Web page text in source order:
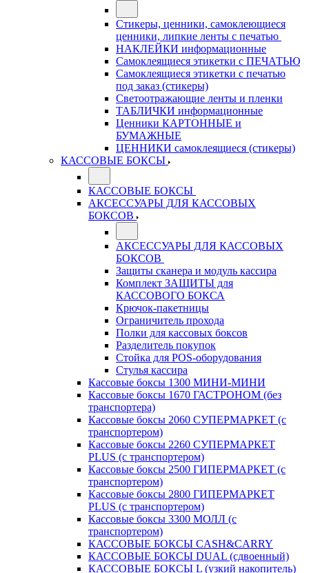
Стикеры, ценники, самоклеющиеся
ценники, липкие ленты с печатью
НАКЛЕЙКИ информационные
Самоклеящиеся этикетки с ПЕЧАТЬЮ
Самоклеящиеся этикетки с печатью
под заказ (стикеры)
Светоотражающие ленты и пленки
ТАБЛИЧКИ информационные
Ценники КАРТОННЫЕ и
БУМАЖНЫЕ
ЦЕННИКИ самоклеящиеся (стикеры)
КАССОВЫЕ БОКСЫ
КАССОВЫЕ БОКСЫ
АКСЕССУАРЫ ДЛЯ КАССОВЫХ
БОКСОВ
АКСЕССУАРЫ ДЛЯ КАССОВЫХ
БОКСОВ
Защиты сканера и модуль кассира
Комплект ЗАЩИТЫ для
КАССОВОГО БОКСА
Крючок-пакетницы
Ограничитель прохода
Полки для кассовых боксов
Разделитель покупок
Стойка для POS-оборудования
Стулья кассира
Кассовые боксы 1300 МИНИ-МИНИ
Кассовые боксы 1670 ГАСТРОНОМ (без
транспортера)
Кассовые боксы 2060 СУПЕРМАРКЕТ (с
транспортером)
Кассовые боксы 2260 СУПЕРМАРКЕТ
PLUS (с транспортером)
Кассовые боксы 2500 ГИПЕРМАРКЕТ (с
транспортером)
Кассовые боксы 2800 ГИПЕРМАРКЕТ
PLUS (с транспортером)
Кассовые боксы 3300 МОЛЛ (с
транспортером)
КАССОВЫЕ БОКСЫ CASH&CARRY
КАССОВЫЕ БОКСЫ DUAL (сдвоенный)
КАССОВЫЕ БОКСЫ L (узкий накопитель)